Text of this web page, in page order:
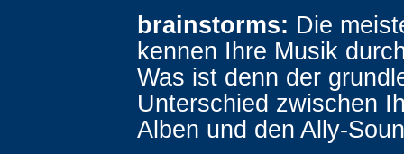
brainstorms: Die
kennen Ihre Musik
Was ist denn der
Unterschied zwischen
Alben und den Ally-